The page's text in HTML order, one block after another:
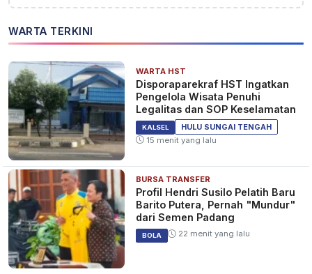
WARTA TERKINI
WARTA HST
Disporaparekraf HST Ingatkan
Pengelola Wisata Penuhi
Legalitas dan SOP Keselamatan
KALSEL
HULU SUNGAI TENGAH
15 menit yang lalu
BURSA TRANSFER
Profil Hendri Susilo Pelatih Baru
Barito Putera, Pernah "Mundur"
dari Semen Padang
BOLA 22 menit yang lalu